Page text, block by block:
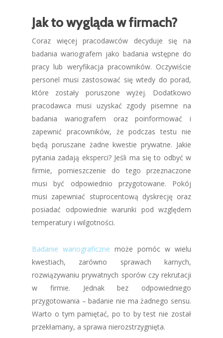
Jak to wygląda w firmach?
Coraz więcej pracodawców decyduje się na
badania wariografem jako badania wstępne do
pracy lub weryfikacja pracowników. Oczywiście
personel musi zastosować się wtedy do porad,
które zostały poruszone wyżej. Dodatkowo
pracodawca musi uzyskać zgody pisemne na
badania wariografem oraz poinformować i
zapewnić pracowników, że podczas testu nie
będą poruszane żadne kwestie prywatne. Jakie
pytania zadają eksperci? Jeśli ma się to odbyć w
firmie, pomieszczenie do tego przeznaczone
musi być odpowiednio przygotowane. Pokój
musi zapewniać stuprocentową dyskrecję oraz
posiadać odpowiednie warunki pod względem
temperatury i wilgotności.
Badanie wariograficzne może pomóc w wielu
kwestiach, zarówno sprawach karnych,
rozwiązywaniu prywatnych sporów czy rekrutacji
w firmie. Jednak bez odpowiedniego
przygotowania – badanie nie ma żadnego sensu.
Warto o tym pamiętać, po to by test nie został
przekłamany, a sprawa nierozstrzygnięta.